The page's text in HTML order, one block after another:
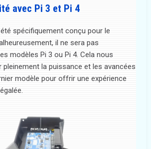
avec Pi 3 et Pi 4
été spécifiquement conçu pour le
il ne sera pas
modèles Pi 3 ou Pi 4. Cela nous
pleinement la puissance et les avancées
modèle pour offrir une expérience